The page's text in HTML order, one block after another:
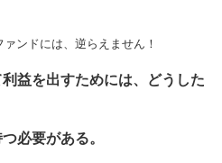
ンドには、逆らえません！
益を出すためには、どうした
必要がある。